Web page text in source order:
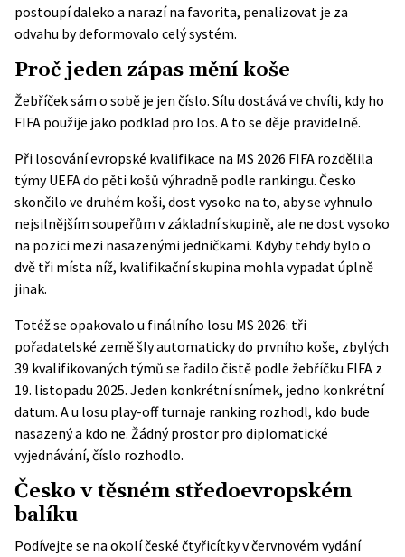
postoupí daleko a narazí na favorita, penalizovat je za
odvahu by deformovalo celý systém.
Proč jeden zápas mění koše
Žebříček sám o sobě je jen číslo. Sílu dostává ve chvíli, kdy ho
FIFA použije jako podklad pro los. A to se děje pravidelně.
Při losování evropské kvalifikace na MS 2026 FIFA rozdělila
týmy UEFA do pěti košů výhradně podle rankingu. Česko
skončilo ve druhém koši, dost vysoko na to, aby se vyhnulo
nejsilnějším soupeřům v základní skupině, ale ne dost vysoko
na pozici mezi nasazenými jedničkami. Kdyby tehdy bylo o
dvě tři místa níž, kvalifikační skupina mohla vypadat úplně
jinak.
Totéž se opakovalo u finálního losu MS 2026: tři
pořadatelské země šly automaticky do prvního koše, zbylých
39 kvalifikovaných týmů se řadilo čistě podle žebříčku FIFA z
19. listopadu 2025. Jeden konkrétní snímek, jedno konkrétní
datum. A u losu play-off turnaje ranking rozhodl, kdo bude
nasazený a kdo ne. Žádný prostor pro diplomatické
vyjednávání, číslo rozhodlo.
Česko v těsném středoevropském
balíku
Podívejte se na okolí české čtyřicítky v červnovém vydání